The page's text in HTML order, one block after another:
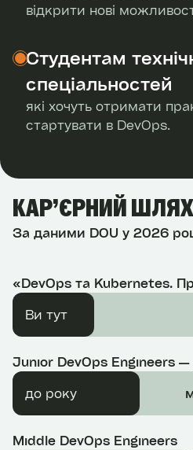
відкрити нові
Студентам
спеціальностей
які хочуть отримати
стартувати в DevOps.
КАР’ЄРНИЙ ШЛЯХ
За даними DOU у 2026
«DevOps та Kubernetes.
Ви тут
Junior DevOps Engineers —
до року
Middle DevOps Engineers